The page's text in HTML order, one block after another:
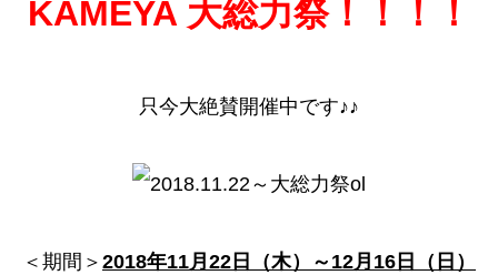
KAMEYA 大総力祭！！！！
只今大絶賛開催中です♪♪
＜期間＞ 2018年11月22日（木）～12月16日（日）